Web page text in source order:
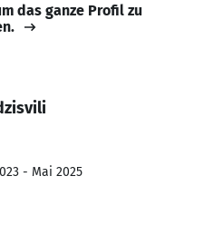
das ganze Profil zu
- Mai 2025